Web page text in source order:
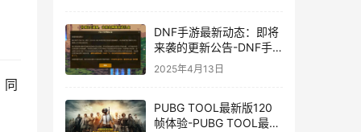
同
DNF手游最新动态：即将
来袭的更新公告-DNF手
游最新消息与更新时间表
2025年4月13日
PUBG TOOL最新版120
帧体验-PUBG TOOL最新